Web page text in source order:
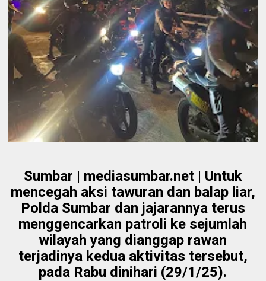
Sumbar | mediasumbar.net | Untuk
mencegah aksi tawuran dan balap liar,
Polda Sumbar dan jajarannya terus
menggencarkan patroli ke sejumlah
wilayah yang dianggap rawan
terjadinya kedua aktivitas tersebut,
pada Rabu dinihari (29/1/25).